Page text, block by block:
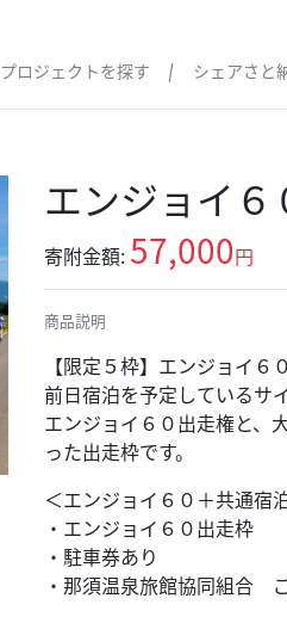
プロジェクトを探す シェアさと
エンジョイ
寄附金額: 57,000円
商品説明
【限定５枠】エンジョイ
前日宿泊を予定しているサ
エンジョイ６０出走権と、
った出走枠です。
＜エンジョイ６０＋共通宿
・エンジョイ６０出走枠
・駐車券あり
・那須温泉旅館協同組合